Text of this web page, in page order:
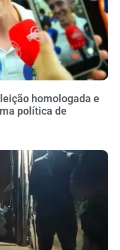
homologada e
política de